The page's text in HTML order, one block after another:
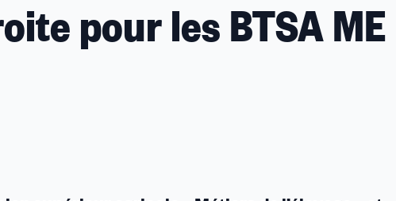
pour les BTSA ME